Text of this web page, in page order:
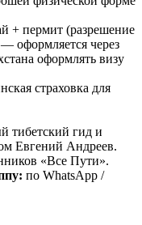
+ пермит (разрешение
оформляется через
оформлять визу
страховка для
тибетский гид и
Евгений Андреев.
«Все Пути».
по WhatsApp /